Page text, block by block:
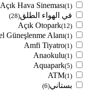
Açık Hava Sineması(1)
في الهواء الطلق(28)
Açık Otopark(12)
Güneşlenme Alanı(1)
Amfi Tiyatro(1)
Anaokulu(1)
Aquapark(5)
ATM(1)
بستاني(6)